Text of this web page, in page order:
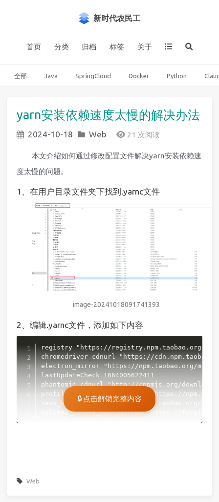
新时代农民工
首页 分类 归档 标签 关于
全部 Java SpringCloud Docker Python
yarn安装依赖速度太慢的解决办法
2024-10-18 Web 21 次阅读
本文介绍如何通过修改配置文件解决yarn安装依赖速
度太慢的问题。
1、在用户目录文件夹下找到.yarnc文件
image-20241018091741393
2、编辑.yarnc文件，添加如下内容
registry "https://registry.npm.taobao.org"
chromedriver_cdnurl "https://
electron_mirror "https://npm.taobao.org/
lastUpdateCheck 1664005622411
phantomjs_cdnurl "http://cnpmjs.org/
profiler_binary_host_mirror "https://
sass_binary_site "https://npm.taobao.org/
sqlite3_binary_host_mirror "https://
复制
🔒 点击解锁完整内容
Web